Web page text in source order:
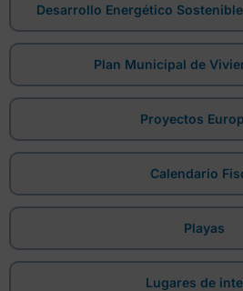
Desarrollo Energético
Plan Municipal de
Proyectos
Calendario
Playas
Lugares de